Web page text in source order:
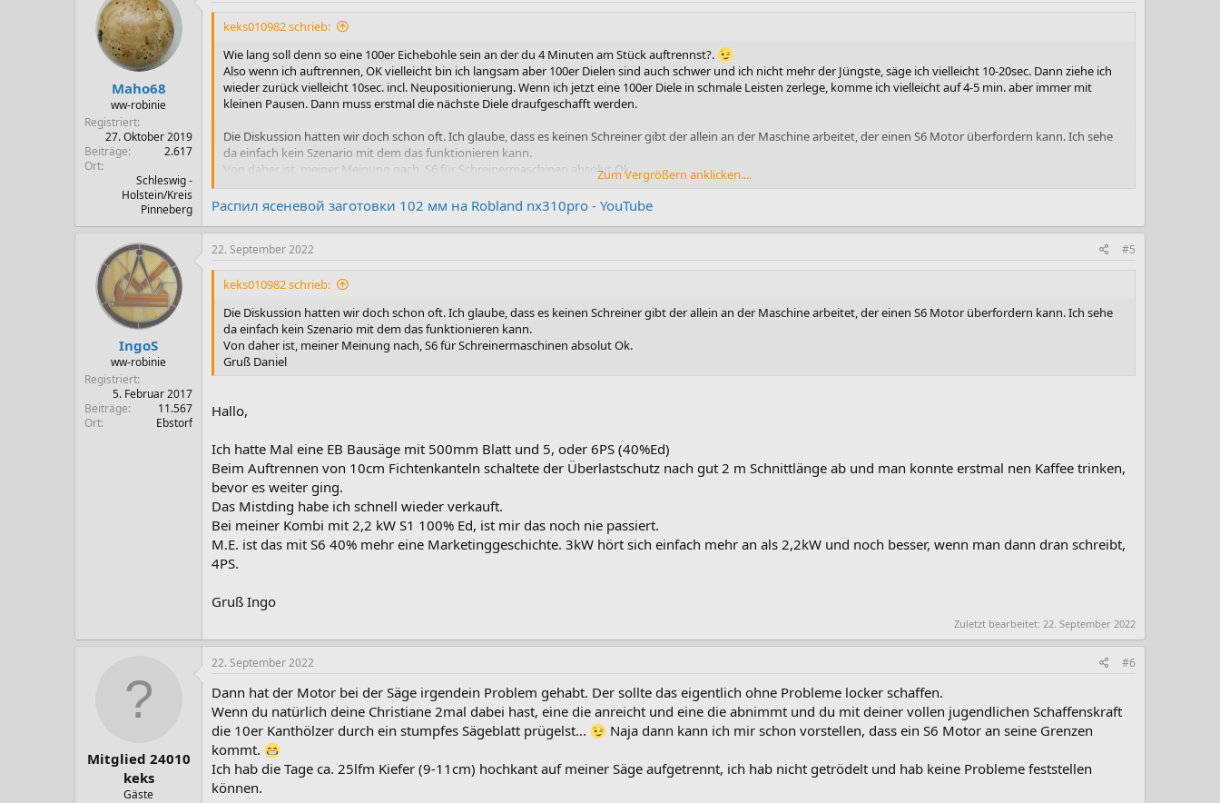
o
e
n
:
Maho68
ww-robinie
Registriert
27. Oktober 2019
Beiträge
2.617
Ort
Schleswig -
Holstein/Kreis
Pinneberg
keks010982 schrieb:
Wie lang soll denn so eine 100er Eichebohle sein an der du 4 Minuten am Stück auftrennst?.
Also wenn ich auftrennen, OK vielleicht bin ich langsam aber 100er Dielen sind auch schwer und ich nicht mehr der Jüngste, säge ich vielleicht 10-20sec. Dann ziehe ich
wieder zurück vielleicht 10sec. incl. Neupositionierung. Wenn ich jetzt eine 100er Diele in schmale Leisten zerlege, komme ich vielleicht auf 4-5 min. aber immer mit
kleinen Pausen. Dann muss erstmal die nächste Diele draufgeschafft werden.
Die Diskussion hatten wir doch schon oft. Ich glaube, dass es keinen Schreiner gibt der allein an der Maschine arbeitet, der einen S6 Motor überfordern kann. Ich sehe
da einfach kein Szenario mit dem das funktionieren kann.
Von daher ist, meiner Meinung nach, S6 für Schreinermaschinen absolut Ok.
Gruß Daniel
Zum Vergrößern anklicken....
Распил ясеневой заготовки 102 мм на Robland nx310pro - YouTube
IngoS
ww-robinie
Registriert
5. Februar 2017
Beiträge
11.567
Ort
Ebstorf
22. September 2022 #5
keks010982 schrieb:
Die Diskussion hatten wir doch schon oft. Ich glaube, dass es keinen Schreiner gibt der allein an der Maschine arbeitet, der einen S6 Motor überfordern kann. Ich sehe
da einfach kein Szenario mit dem das funktionieren kann.
Von daher ist, meiner Meinung nach, S6 für Schreinermaschinen absolut Ok.
Gruß Daniel
Hallo,
Ich hatte Mal eine EB Bausäge mit 500mm Blatt und 5, oder 6PS (40%Ed)
Beim Auftrennen von 10cm Fichtenkanteln schaltete der Überlastschutz nach gut 2 m Schnittlänge ab und man konnte erstmal nen Kaffee trinken,
bevor es weiter ging.
Das Mistding habe ich schnell wieder verkauft.
Bei meiner Kombi mit 2,2 kW S1 100% Ed, ist mir das noch nie passiert.
M.E. ist das mit S6 40% mehr eine Marketinggeschichte. 3kW hört sich einfach mehr an als 2,2kW und noch besser, wenn man dann dran schreibt,
4PS.
Gruß Ingo
Zuletzt bearbeitet: 22. September 2022
Mitglied 24010
keks
Gäste
22. September 2022 #6
Dann hat der Motor bei der Säge irgendein Problem gehabt. Der sollte das eigentlich ohne Probleme locker schaffen.
Wenn du natürlich deine Christiane 2mal dabei hast, eine die anreicht und eine die abnimmt und du mit deiner vollen jugendlichen Schaffenskraft
die 10er Kanthölzer durch ein stumpfes Sägeblatt prügelst...
Naja dann kann ich mir schon vorstellen, dass ein S6 Motor an seine Grenzen
kommt.
Ich hab die Tage ca. 25lfm Kiefer (9-11cm) hochkant auf meiner Säge aufgetrennt, ich hab nicht getrödelt und hab keine Probleme feststellen
können.